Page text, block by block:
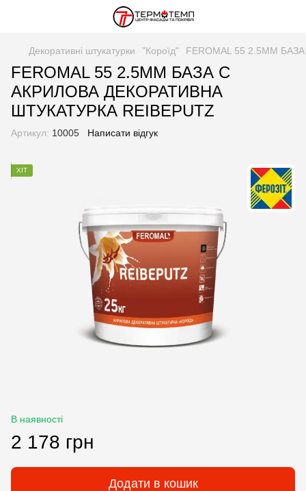
Декоративні штукатурки "Короїд" FEROMAL 55 2.5MM
FEROMAL 55 2.5MM БАЗА C
АКРИЛОВА ДЕКОРАТИВНА
ШТУКАТУРКА REIBEPUTZ
Артикул: 10005 Написати відгук
ХІТ
В наявності
2 178 грн
Додати в кошик